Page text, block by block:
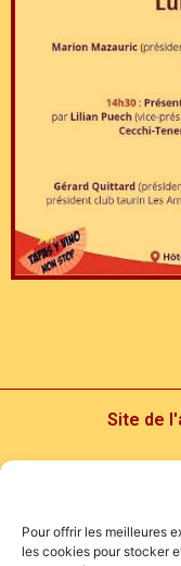
Pour offrir les meilleures
les cookies pour stocker
Site de